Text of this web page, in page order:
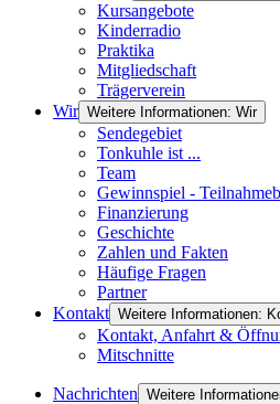
Kursangebote
Kinderradio
Praktika
Mitgliedschaft
Trägerverein
Wir Weitere Informationen: Wir
Sendegebiet
Tonkuhle ist ...
Team
Gewinnspiel -
Finanzierung
Geschichte
Zahlen und Fakten
Häufige Fragen
Partner
Kontakt Weitere Informationen:
Kontakt, Anfahrt &
Mitschnitte
Nachrichten Weitere